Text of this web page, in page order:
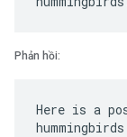
Phản hồi:
Here is a